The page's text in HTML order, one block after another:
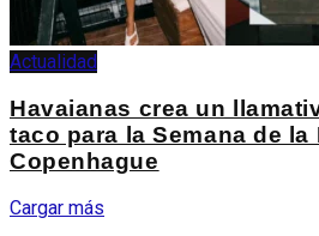
Actualidad
Havaianas crea un
taco para la Semana de la
Copenhague
Cargar más